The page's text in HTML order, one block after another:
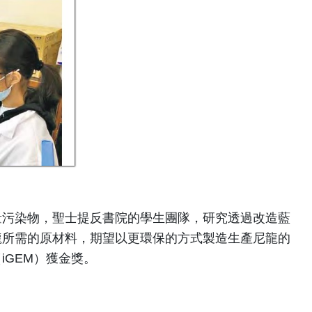
染物，聖士提反書院的學生團隊，研究透過改造藍
需的原材料，期望以更環保的方式製造生產尼龍的
）獲金獎。